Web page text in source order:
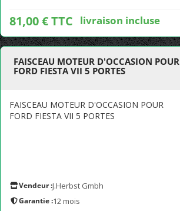
81,00 € TTC livraison incluse
FAISCEAU MOTEUR D'OCCASION POUR
FORD FIESTA VII 5 PORTES
FAISCEAU MOTEUR D'OCCASION POUR
FORD FIESTA VII 5 PORTES
Vendeur :J.Herbst Gmbh
Garantie :12 mois